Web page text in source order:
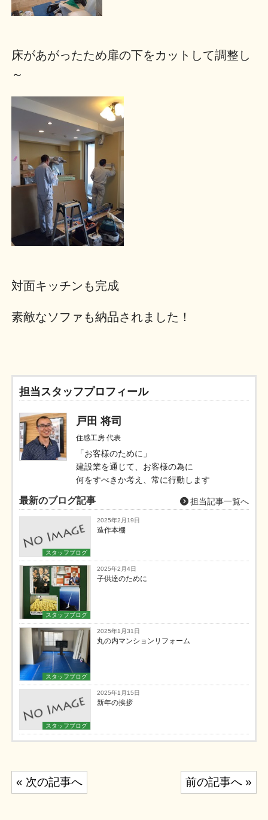
床があがったため扉の下をカットして調整し
～
対面キッチンも完成
素敵なソファも納品されました！
担当スタッフプロフィール
戸田 将司
住感工房 代表
「お客様のために」
建設業を通じて、お客様の為に
何をすべきか考え、常に行動します
最新のブログ記事 担当記事一覧へ
スタッフブログ
2025年2月19日
造作本棚
スタッフブログ
2025年2月4日
子供達のために
スタッフブログ
2025年1月31日
丸の内マンションリフォーム
スタッフブログ
2025年1月15日
新年の挨拶
投
稿
前の記事へ »
« 次の記事へ